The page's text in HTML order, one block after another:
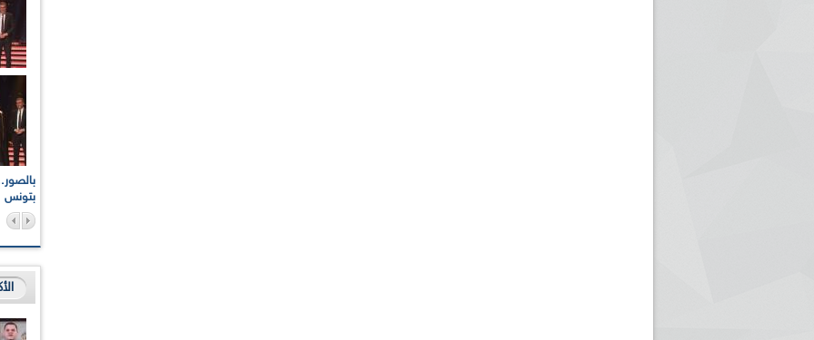
بتونس